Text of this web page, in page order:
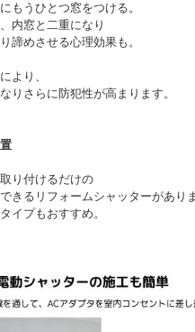
もうひとつ窓をつける。
内窓と二重になり
諦めさせる心理効果も。
より、
りさらに防犯性が高まります。
り付けるだけの
できるリフォームシャッターがありま
イプもおすすめ。